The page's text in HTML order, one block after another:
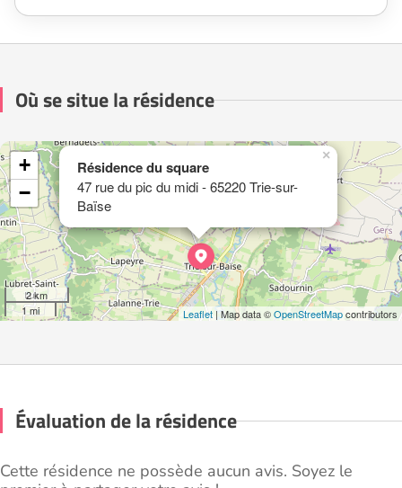
Où se situe la résidence
Résidence du square
47 rue du pic du midi - 65220 Trie-sur-
Baïse
×
+
−
2 km
1 mi
Leaflet | Map data ©OpenStreetMapcontributors
Évaluation de la résidence
Cette résidence ne possède aucun avis. Soyez le